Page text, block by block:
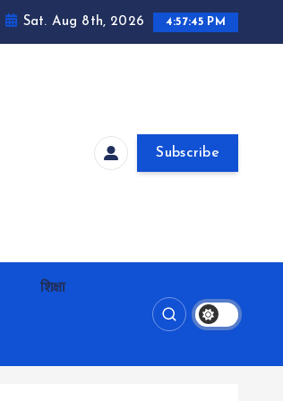
Sat. Aug 8th, 2026 4:57:46 PM
Subscribe
शिक्षा